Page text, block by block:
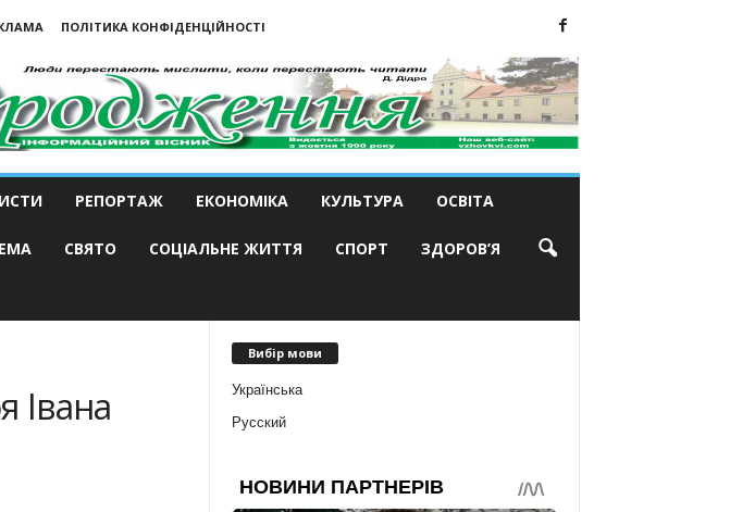
ПОЛІТИКА КОНФІДЕНЦІЙНОСТІ
РЕПОРТАЖ ЕКОНОМІКА КУЛЬТУРА ОСВІТА
СВЯТО СОЦІАЛЬНЕ ЖИТТЯ СПОРТ ЗДОРОВ’Я
Івана
Вибір мови
Українська
Русский